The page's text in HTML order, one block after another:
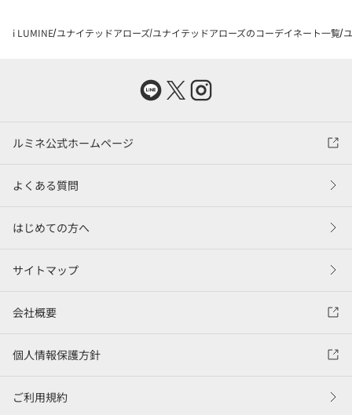
i LUMINE ユナイテッドアローズ ユナイテッドアローズのコーデイネート一覧
ルミネ公式ホームページ
よくある質問
はじめての方へ
サイトマップ
会社概要
個人情報保護方針
ご利用規約